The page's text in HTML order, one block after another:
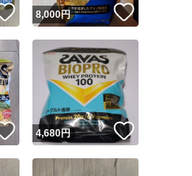
いいね！
8,000円
いいね！
4,680円